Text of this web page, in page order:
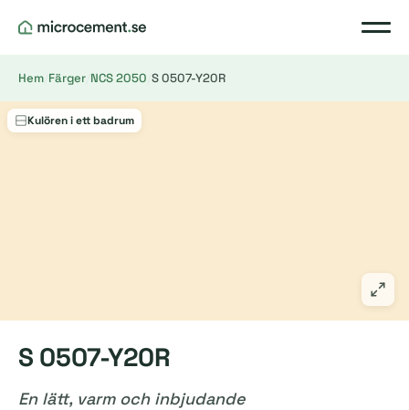
Hem Färger NCS 2050 S 0507-Y20R
Kulören i ett badrum
S 0507-Y20R
En lätt, varm och inbjudande